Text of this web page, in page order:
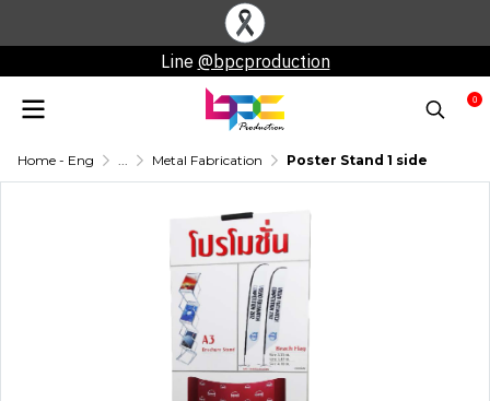
Line @bpcproduction
0
Home - Eng ... Metal Fabrication Poster Stand 1 side